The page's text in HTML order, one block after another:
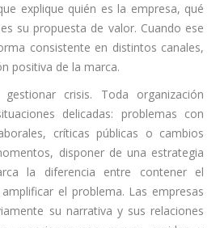
explique quién es la empresa, qué
su propuesta de valor. Cuando ese
consistente en distintos canales,
positiva de la marca.
crisis. Toda organización
delicadas: problemas con
críticas públicas o cambios
disponer de una estrategia
la diferencia entre contener el
el problema. Las empresas
su narrativa y sus relaciones